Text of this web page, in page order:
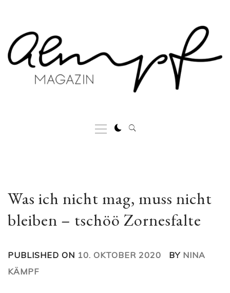
content
Primary
Menu
Was ich nicht mag, muss nicht
bleiben – tschöö Zornesfalte
PUBLISHED ON 10. OKTOBER 2020 BY NINA
KÄMPF